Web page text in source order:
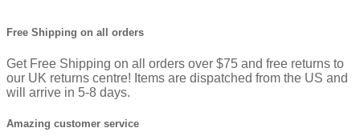
Free Shipping on all orders
Get Free Shipping on all orders over $75 and free returns to
our UK returns centre! Items are dispatched from the US and
will arrive in 5-8 days.
Amazing customer service